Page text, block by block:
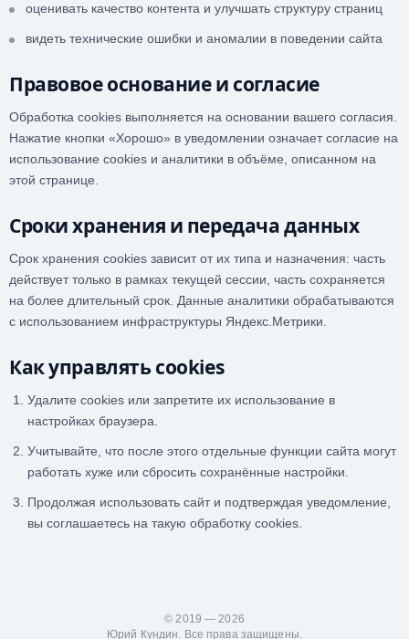
оценивать качество контента и улучшать структуру страниц
видеть технические ошибки и аномалии в поведении сайта
Правовое основание и согласие
Обработка cookies выполняется на основании вашего согласия.
Нажатие кнопки «Хорошо» в уведомлении означает согласие на
использование cookies и аналитики в объёме, описанном на
этой странице.
Сроки хранения и передача данных
Срок хранения cookies зависит от их типа и назначения: часть
действует только в рамках текущей сессии, часть сохраняется
на более длительный срок. Данные аналитики обрабатываются
с использованием инфраструктуры Яндекс.Метрики.
Как управлять cookies
Удалите cookies или запретите их использование в
настройках браузера.
Учитывайте, что после этого отдельные функции сайта могут
работать хуже или сбросить сохранённые настройки.
Продолжая использовать сайт и подтверждая уведомление,
вы соглашаетесь на такую обработку cookies.
© 2019 — 2026
Юрий Кундин. Все права защищены.